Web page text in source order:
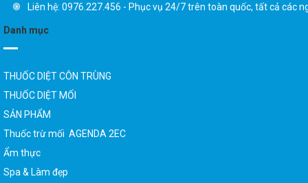
Liên hệ: 0976.227.456 - Phục vụ 24/7 trên toàn quốc, tất cả các
Danh mục
THUỐC DIỆT CÔN TRÙNG
THUỐC DIỆT MỐI
SẢN PHẨM
Thuốc trừ mối AGENDA 2EC
Ẩm thực
Spa & Làm đẹp